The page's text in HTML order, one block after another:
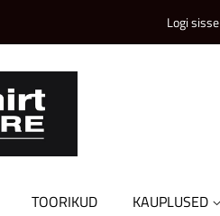
Logi sisse
TOORIKUD KAUPLUSED